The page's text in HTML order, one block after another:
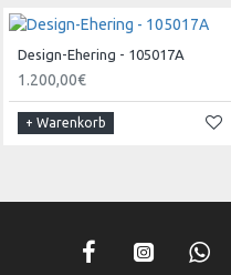
Design-Ehering - 105017A
1.200,00€
+ Warenkorb